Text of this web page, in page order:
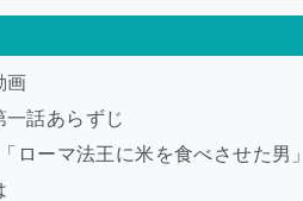
画
話あらずじ
ローマ法王に米を食べさせた男」